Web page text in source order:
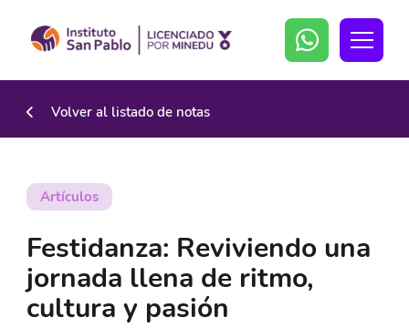
Volver al listado de notas
Artículos
Festidanza: Reviviendo una
jornada llena de ritmo,
cultura y pasión